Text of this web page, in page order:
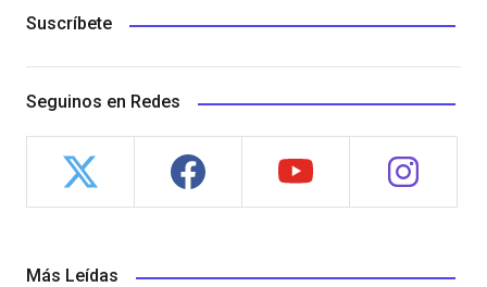
Suscríbete
Seguinos en Redes
Más Leídas